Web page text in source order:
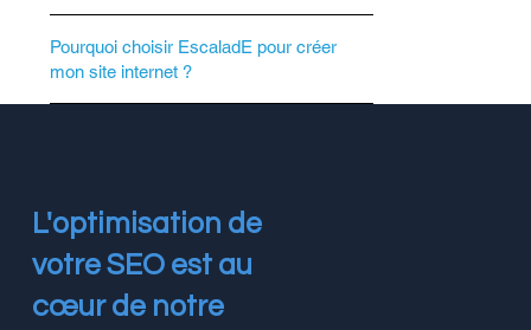
Pourquoi choisir EscaladE pour créer
mon site internet ?
L'optimisation de
votre SEO est au
cœur de notre